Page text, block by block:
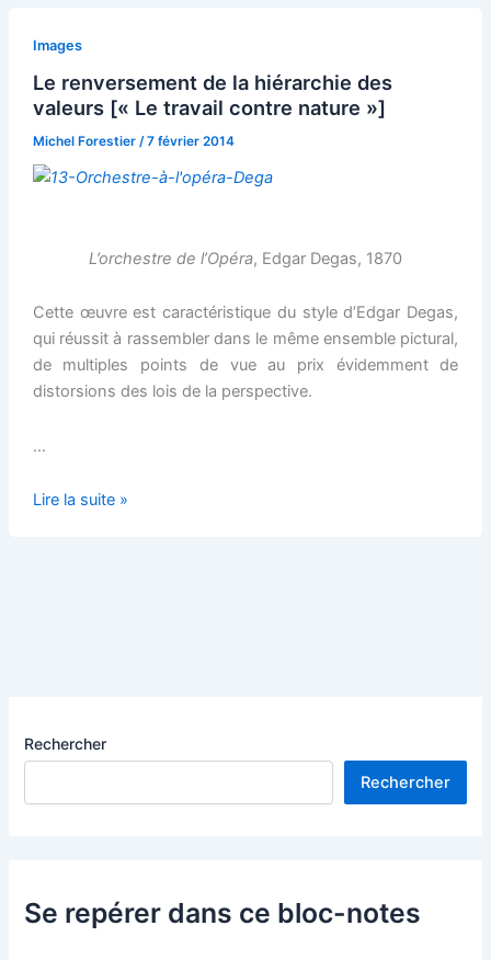
Images
Le renversement de la hiérarchie des
valeurs [« Le travail contre nature »]
Michel Forestier /7 février 2014
L’orchestre de l’Opéra, Edgar Degas, 1870
Cette œuvre est caractéristique du style d’Edgar Degas,
qui réussit à rassembler dans le même ensemble pictural,
de multiples points de vue au prix évidemment de
distorsions des lois de la perspective.
…
Le
contre
nature »]
Lire la suite »
Rechercher
Rechercher
Se repérer dans ce bloc-notes